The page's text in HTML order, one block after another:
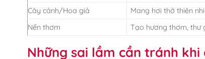
Cây cảnh/Hoa giả
Mang hơi thở thiên
Nến thơm
Tạo hương thơm, thư
Những sai lầm cần tránh khi